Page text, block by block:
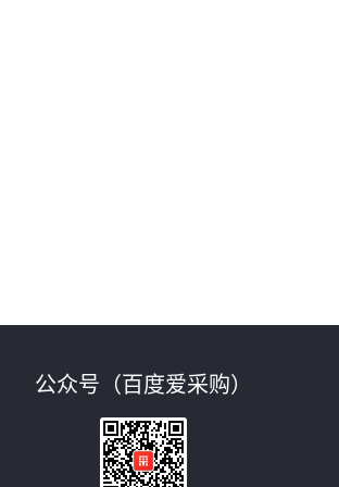
公众号（百度爱采购）